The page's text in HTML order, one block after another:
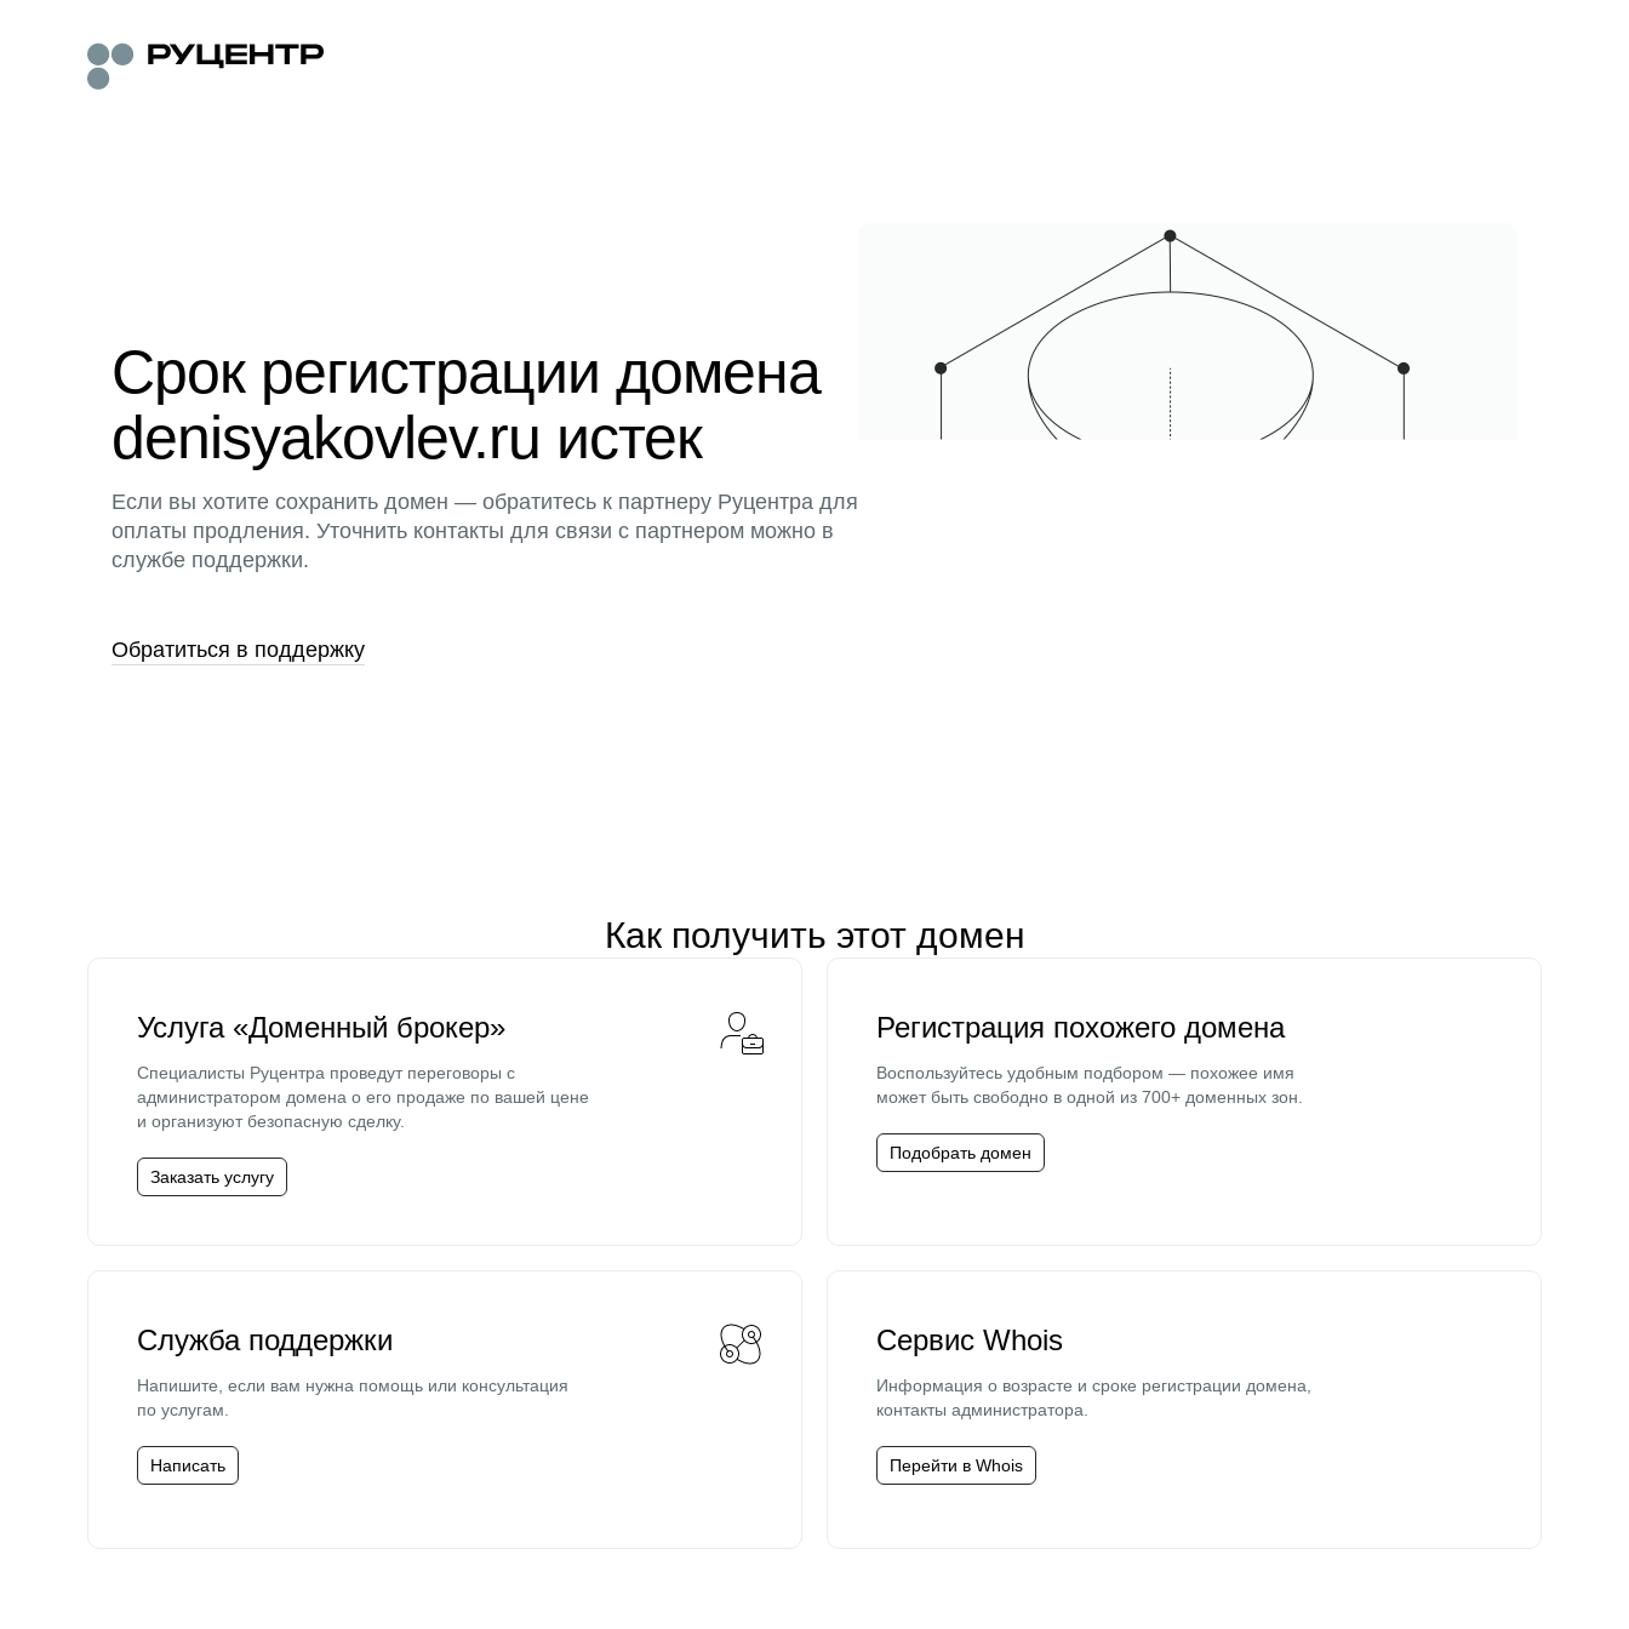
Срок регистрации домена
denisyakovlev.ru истек
Если вы хотите сохранить домен — обратитесь к партнеру Руцентра для
оплаты продления. Уточнить контакты для связи с партнером можно в
службе поддержки.
Обратиться в поддержку
Как получить этот домен
Услуга «Доменный брокер»
Специалисты Руцентра проведут переговоры с
администратором домена о его продаже по вашей цене
и организуют безопасную сделку.
Заказать услугу
Регистрация похожего домена
Воспользуйтесь удобным подбором — похожее имя
может быть свободно в одной из 700+ доменных зон.
Подобрать домен
Служба поддержки
Напишите, если вам нужна помощь или консультация
по услугам.
Написать
Сервис Whois
Информация о возрасте и сроке регистрации домена,
контакты администратора.
Перейти в Whois